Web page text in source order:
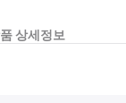
상세정보